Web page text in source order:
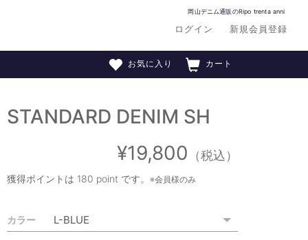
岡山デニム通販のRipo trenta anni
ログイン 新規会員登録
カート
お気に入り
STANDARD DENIM SH
¥19,800 （税込）
獲得ポイントは 180 point です。※会員様のみ
カラー